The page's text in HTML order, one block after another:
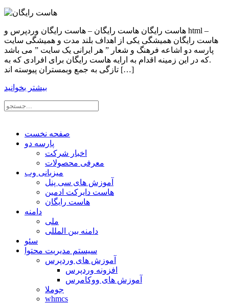
هاست رایگان هاست رایگان – هاست رایگان وردپرس و html –
هاست رایگان همیشگی یکی از اهداف بلند مدت و همیشگی سایت
پارسه دو اشاعه فرهنگ و شعار ” هر ایرانی یک سایت ” می باشد
.که در این زمینه اقدام به ارایه هاست رایگان برای افرادی که به
تازگی به جمع وبمستران پیوسته اند […]
بیشتر بخوانید
صفحه نخست
پارسه دو
اخبار شرکت
معرفی محصولات
میزبانی وب
آموزش های سی پنل
هاست دایرکت ادمین
هاست رایگان
دامنه
ملی
دامنه بین المللی
سئو
سیستم مدیریت محتوا
آموزش های وردپرس
افزونه وردپرس
آموزش های ووکامرس
جوملا
whmcs